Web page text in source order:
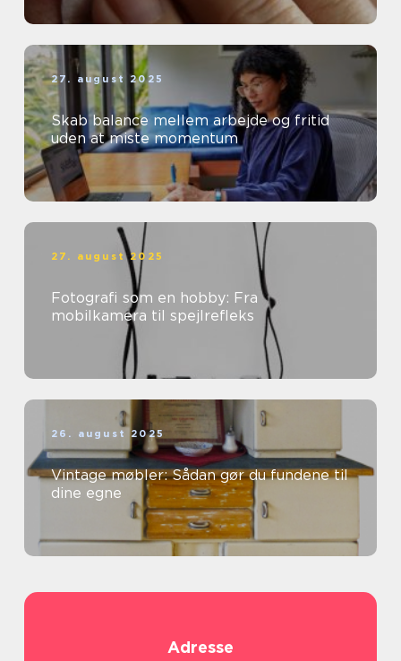
27. august 2025
Skab balance mellem arbejde og fritid
uden at miste momentum
27. august 2025
Fotografi som en hobby: Fra
mobilkamera til spejlrefleks
26. august 2025
Vintage møbler: Sådan gør du fundene til
dine egne
Adresse